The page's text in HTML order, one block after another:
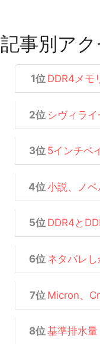
記事別ア
DDR4メモ
シヴィラ
5インチベ
小説、ノ
DDR4と
ネタバレ
Micron、
基準排水